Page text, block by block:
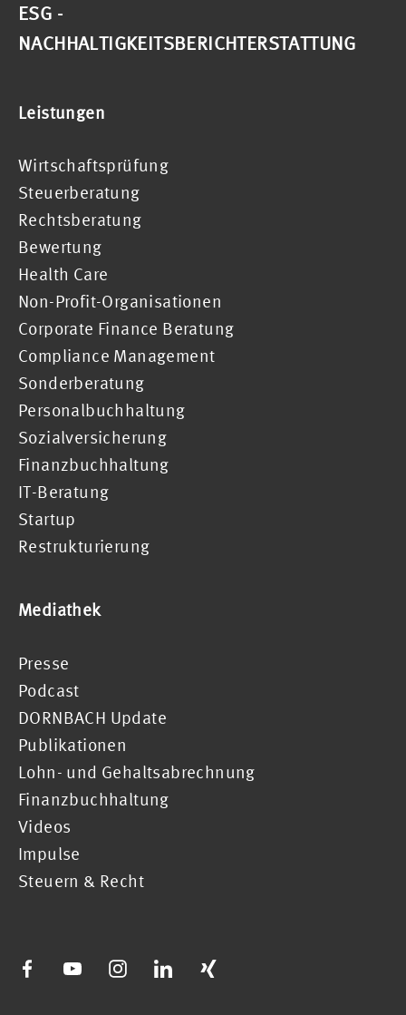
ESG -
NACHHALTIGKEITSBERICHTERSTATTUNG
Leistungen
Wirtschaftsprüfung
Steuerberatung
Rechtsberatung
Bewertung
Health Care
Non-Profit-Organisationen
Corporate Finance Beratung
Compliance Management
Sonderberatung
Personalbuchhaltung
Sozialversicherung
Finanzbuchhaltung
IT-Beratung
Startup
Restrukturierung
Mediathek
Presse
Podcast
DORNBACH Update
Publikationen
Lohn- und Gehaltsabrechnung
Finanzbuchhaltung
Videos
Impulse
Steuern & Recht